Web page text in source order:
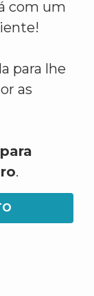
com um
para lhe
as
.